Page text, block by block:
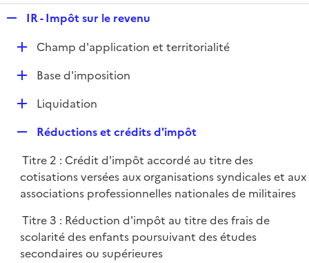
p
l
i
e
IR - Impôt sur le revenu
DChamp d'application et territorialité
D
e
r
Base d'imposition
D
l
i
e
r
Liquidation
p
l
i
e
Réductions et crédits d'impôt
Titre 2 : Crédit d'impôt accordé au titre des
cotisations versées aux organisations syndicales et aux
associations professionnelles nationales de militaires
Titre 3 : Réduction d'impôt au titre des frais de
scolarité des enfants poursuivant des études
secondaires ou supérieures